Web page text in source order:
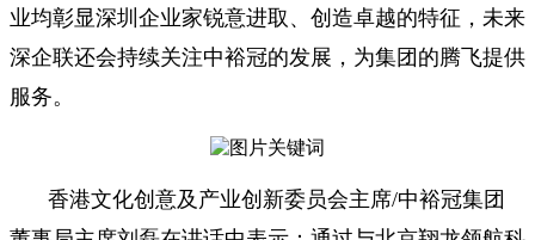
业均彰显深圳企业家锐意进取、创造卓越的特征，未来
深企联还会持续关注中裕冠的发展，为集团的腾飞提供
服务。
香港文化创意及产业创新委员会主席/中裕冠集团